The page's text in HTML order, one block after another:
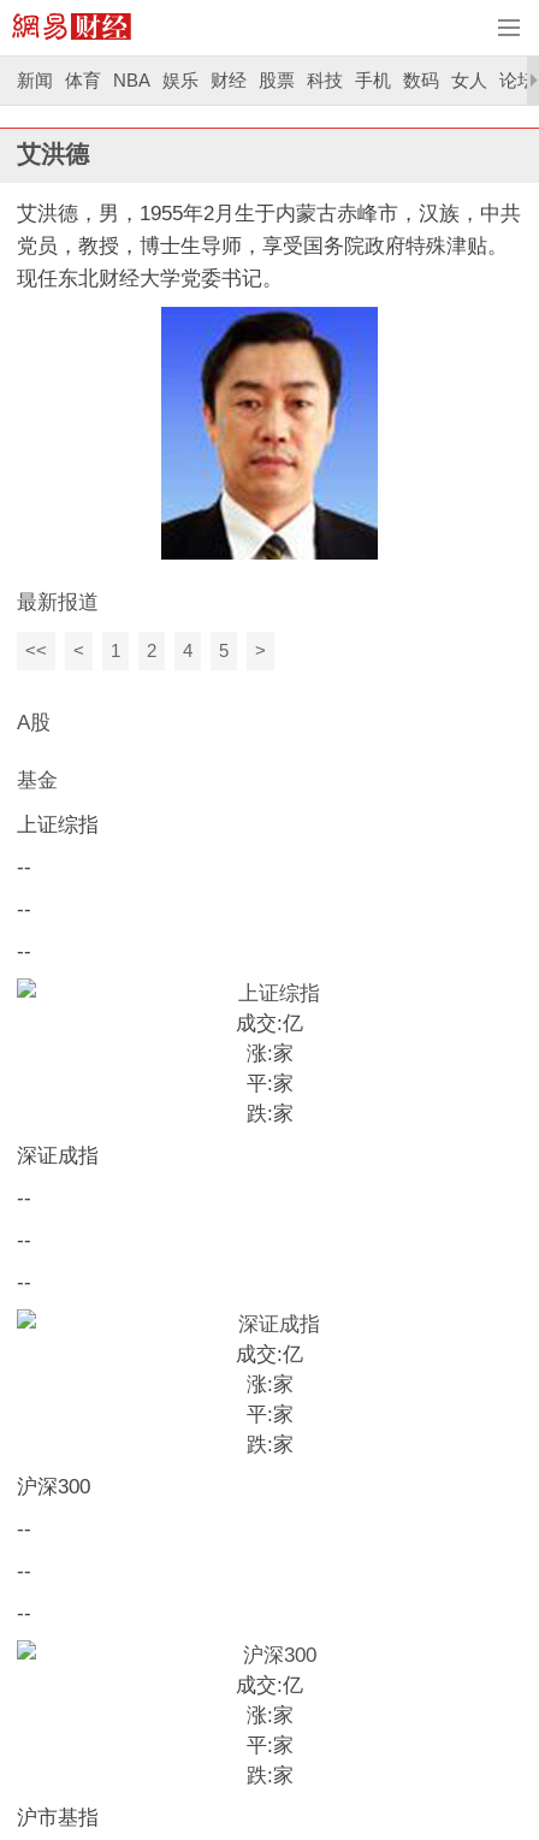
新闻 体育 NBA 娱乐 财经 股票 科技 手机 数码 女人 论坛
艾洪德
艾洪德，男，1955年2月生于内蒙古赤峰市，汉族，中共
党员，教授，博士生导师，享受国务院政府特殊津贴。
现任东北财经大学党委书记。
最新报道
<< < 1 2 4 5 >
A股
基金
上证综指
--
--
--
成交:亿
涨:家
平:家
跌:家
深证成指
--
--
--
成交:亿
涨:家
平:家
跌:家
沪深300
--
--
--
成交:亿
涨:家
平:家
跌:家
沪市基指